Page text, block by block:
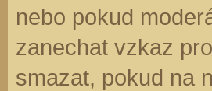
nebo pokud
zanechat vzkaz
smazat, pokud na